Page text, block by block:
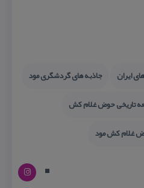
ایران
جاذبه های گردشگری مود
تاریخی حوض غلام كش
غلام كش مود